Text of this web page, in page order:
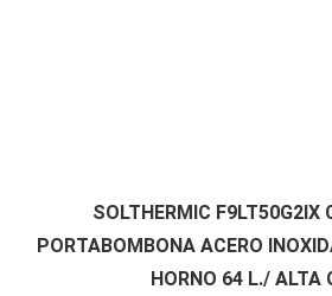
SOLTHERMIC F9LT50G2IX
PORTABOMBONA ACERO
HORNO 64 L./ ALTA